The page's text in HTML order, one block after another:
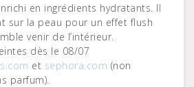
en ingrédients hydratants. Il
sur la peau pour un effet flush
venir de l’intérieur.
dès le 08/07
et sephora.com (non
parfum).